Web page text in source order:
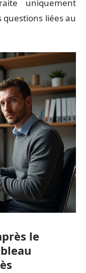
uniquement
liées au
le